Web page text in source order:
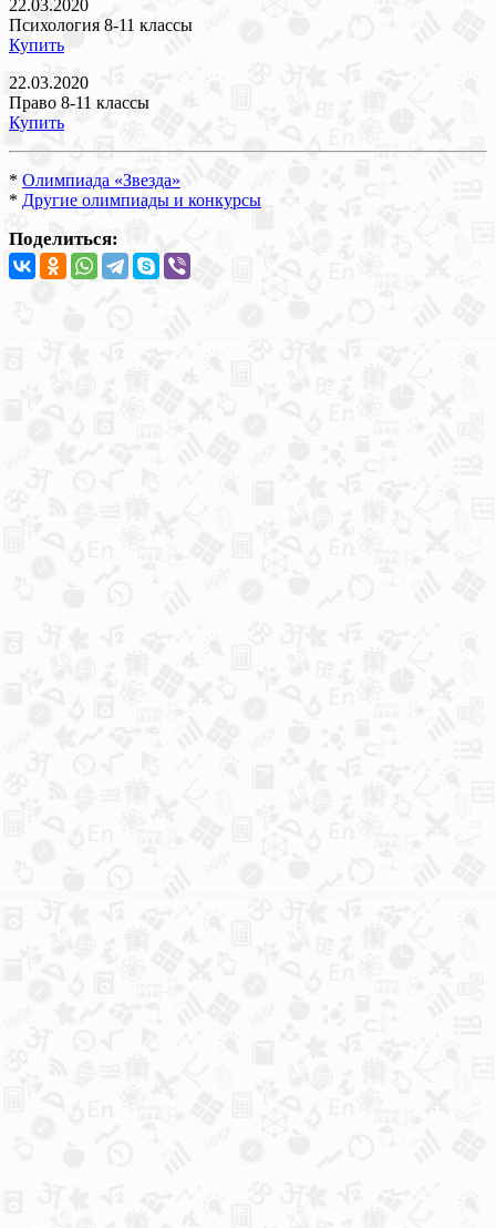
22.03.2020
Психология 8-11 классы
Купить
22.03.2020
Право 8-11 классы
Купить
* Олимпиада «Звезда»
* Другие олимпиады и конкурсы
Поделиться: